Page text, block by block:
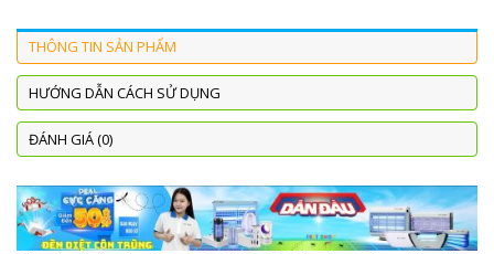
THÔNG TIN SẢN PHẨM
HƯỚNG DẪN CÁCH SỬ DỤNG
ĐÁNH GIÁ (0)